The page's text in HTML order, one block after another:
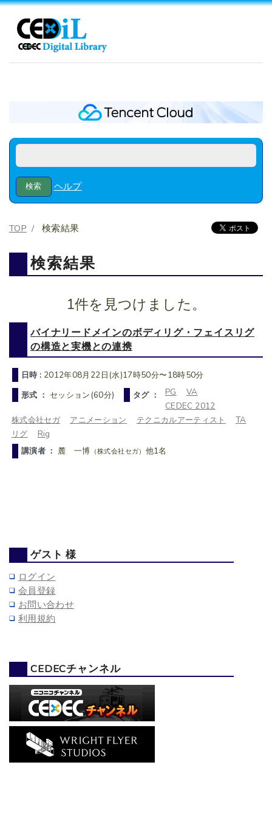
ヘルプ
TOP 検索結果
検索結果
1件を見つけました。
バイナリードメインのボディリグ・フェイスリグ
の構造と実機との連携
日時 : 2012年08月22日(水)17時50分〜18時50分
形式 ： セッション(60分) タグ ： PG
VA
CEDEC 2012
株式会社セガ
アニメーション テクニカルアーティスト
TA
リグ
Rig
講演者 ：麓 一博 （株式会社セガ） 他1名
ゲスト 様
ログイン
会員登録
お問い合わせ
利用規約
CEDECチャンネル